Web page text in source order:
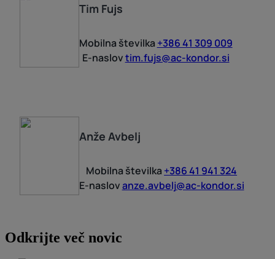
Tim Fujs
Mobilna številka +386 41 309 009
E-naslovtim.fujs@ac-kondor.si
Anže Avbelj
Mobilna številka +386 41 941 324
E-naslovanze.avbelj@ac-kondor.si
Odkrijte več novic